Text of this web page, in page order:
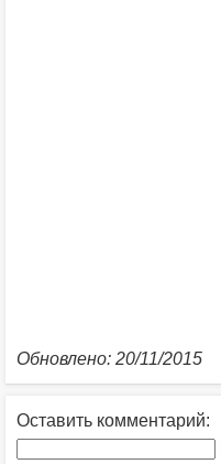
Обновлено: 20/11/2015
Оставить комментарий: